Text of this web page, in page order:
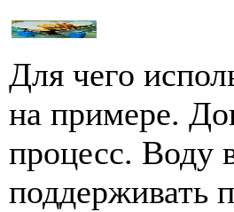
Для чего
на примере.
процесс. Воду
поддерживать